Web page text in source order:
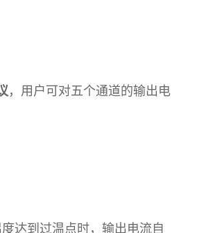
，用户可对五个通道的输出电
达到过温点时，输出电流自